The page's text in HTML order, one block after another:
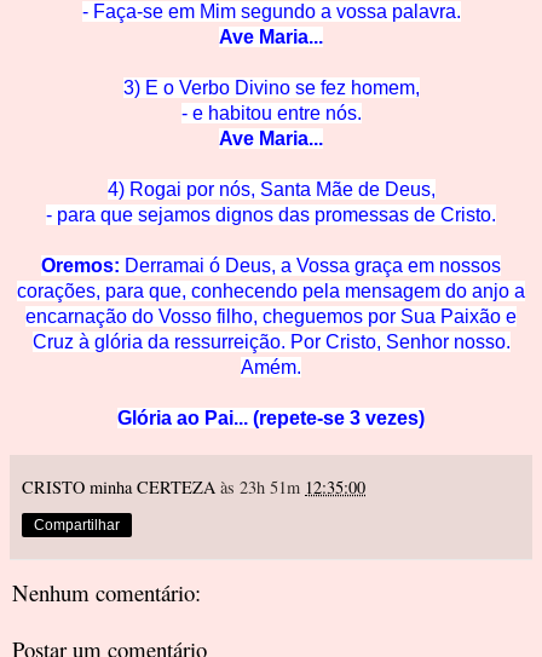
- Faça-se em Mim segundo a vossa palavra.
Ave Maria...
3) E o Verbo Divino se fez homem,
- e habitou entre nós.
Ave Maria...
4) Rogai por nós, Santa Mãe de Deus,
- para que sejamos dignos das promessas de Cristo.
Oremos: Derramai ó Deus, a Vossa graça em nossos
corações, para que, conhecendo pela mensagem do anjo a
encarnação do Vosso filho, cheguemos por Sua Paixão e
Cruz à glória da ressurreição. Por Cristo, Senhor nosso.
Amém.
Glória ao Pai... (repete-se 3 vezes)
CRISTO minha CERTEZA às 23h 51m 12:35:00
Compartilhar
Nenhum comentário:
Postar um comentário